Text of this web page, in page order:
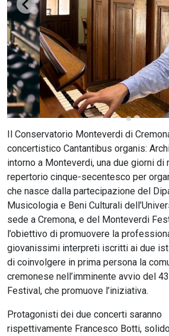
Il Conservatorio Monteverdi di
concertistico Cantantibus organis:
intorno a Monteverdi, una due giorni di
repertorio cinque-secentesco per
che nasce dalla partecipazione del
Musicologia e Beni Culturali
sede a Cremona, e del Monteverdi
l’obiettivo di promuovere la
giovanissimi interpreti iscritti ai due
di coinvolgere in prima persona la
cremonese nell’imminente avvio del
Festival, che promuove l’iniziativa.
Protagonisti dei due concerti saranno
rispettivamente Francesco Botti,